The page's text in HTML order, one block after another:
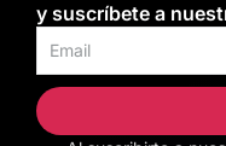
y suscríbete a